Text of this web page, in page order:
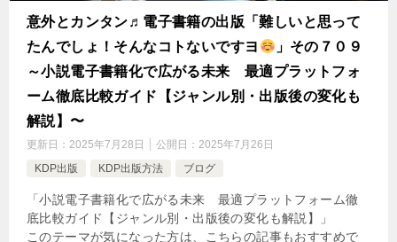
意外とカンタン♬電子書籍の出版「難しいと思って
たんでしょ！そんなコトないですヨ
」その７０９
～小説電子書籍化で広がる未来 最適プラットフォ
ーム徹底比較ガイド【ジャンル別・出版後の変化も
解説】〜
更新日： 2025年7月28日 公開日： 2025年7月26日
KDP出版
KDP出版方法 ブログ
「小説電子書籍化で広がる未来 最適プラットフォーム徹
底比較ガイド【ジャンル別・出版後の変化も解説】」
このテーマが気になった方は、こちらの記事もおすすめで